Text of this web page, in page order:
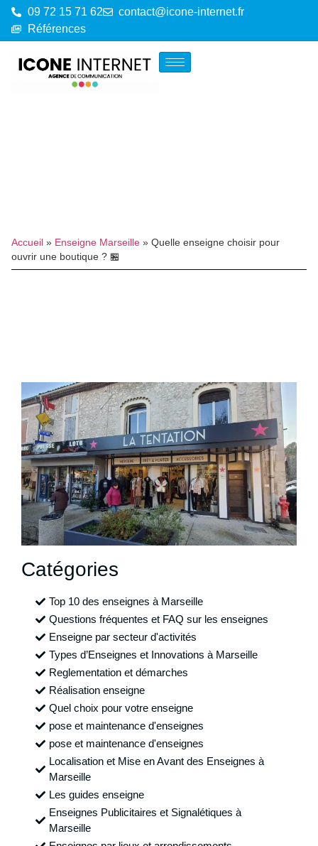
09 72 15 71 62
contact@icone-internet.fr
Références
Accueil » Enseigne Marseille » Quelle enseigne choisir pour
ouvrir une boutique ? 🏪
Catégories
Top 10 des enseignes à Marseille
Questions fréquentes et FAQ sur les enseignes
Enseigne par secteur d'activités
Types d’Enseignes et Innovations à Marseille
Reglementation et démarches
Réalisation enseigne
Quel choix pour votre enseigne
pose et maintenance d'enseignes
pose et maintenance d'enseignes
Localisation et Mise en Avant des Enseignes à
Marseille
Les guides enseigne
Enseignes Publicitaires et Signalétiques à
Marseille